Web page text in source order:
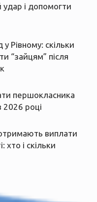
удар і допомогти
Рівному: скільки
“зайцям” після
першокласника
2026 році
виплати
і скільки